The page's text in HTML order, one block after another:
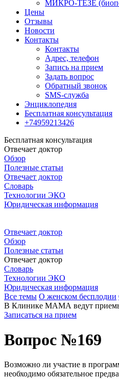
МИКРО-ТЕЗЕ
Цены
Отзывы
Новости
Контакты
Контакты
Адрес, телефон
Запись на прием
Задать вопрос
Обратный звонок
SMS-служба
Энциклопедия
Бесплатная консультация
+74959213426
Бесплатная консультация
Отвечает доктор
Обзор
Полезные статьи
Отвечает доктор
Словарь
Технологии ЭКО
Юридическая информация
Отвечает доктор
Обзор
Полезные статьи
Отвечает доктор
Словарь
Технологии ЭКО
Юридическая информация
Все темы О женском бесплодии
В Клинике МАМА ведут приемы:
Записаться на прием
Вопрос №169
Возможно ли участие в
необходимо обязательное